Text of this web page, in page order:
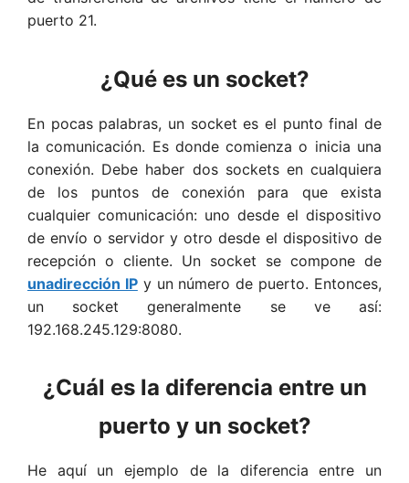
puerto 21.
¿Qué es un socket?
En pocas palabras, un socket es el punto final de
la comunicación. Es donde comienza o inicia una
conexión. Debe haber dos sockets en cualquiera
de los puntos de conexión para que exista
cualquier comunicación: uno desde el dispositivo
de envío o servidor y otro desde el dispositivo de
recepción o cliente. Un socket se compone de
unadirección IPy un número de puerto. Entonces,
un socket generalmente se ve así:
192.168.245.129:8080.
¿Cuál es la diferencia entre un
puerto y un socket?
He aquí un ejemplo de la diferencia entre un